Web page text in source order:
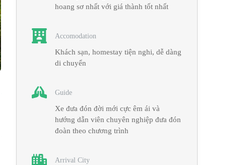
hoang sơ nhất với giá thành tốt nhất
Accomodation
Khách sạn, homestay tiện nghi, dễ dàng
di chuyển
Guide
Xe đưa đón đời mới cực êm ái và
hướng dẫn viên chuyên nghiệp đưa đón
đoàn theo chương trình
Arrival City